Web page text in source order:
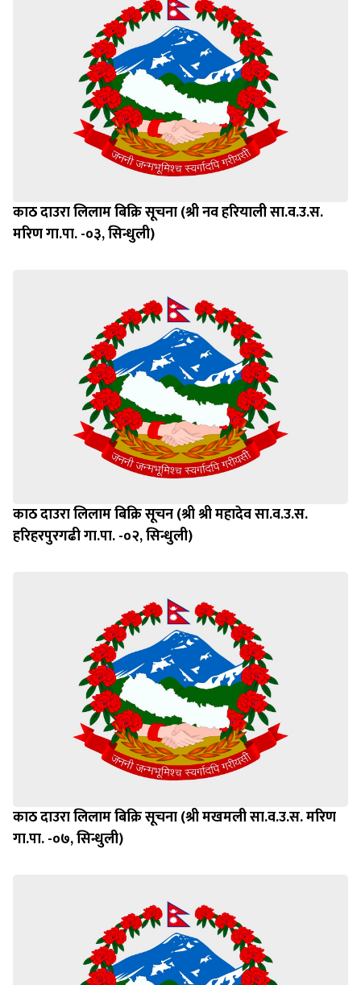
काठ दाउरा लिलाम बिक्रि सूचना (श्री नव हरियाली सा.व.उ.स.
मरिण गा.पा. -०३, सिन्धुली)
काठ दाउरा लिलाम बिक्रि सूचन (श्री श्री महादेव सा.व.उ.स.
हरिहरपुरगढी गा.पा. -०२, सिन्धुली)
काठ दाउरा लिलाम बिक्रि सूचना (श्री मखमली सा.व.उ.स. मरिण
गा.पा. -०७, सिन्धुली)